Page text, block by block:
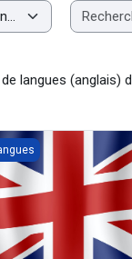
cours
langues (anglais)
1